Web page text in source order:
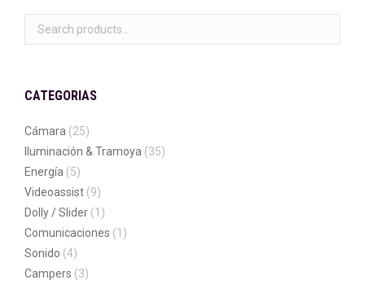
CATEGORIAS
Cámara (25)
Iluminación & Tramoya (35)
Energía (5)
Videoassist (9)
Dolly / Slider (1)
Comunicaciones (1)
Sonido (4)
Campers (3)